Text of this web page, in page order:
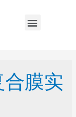
膜实